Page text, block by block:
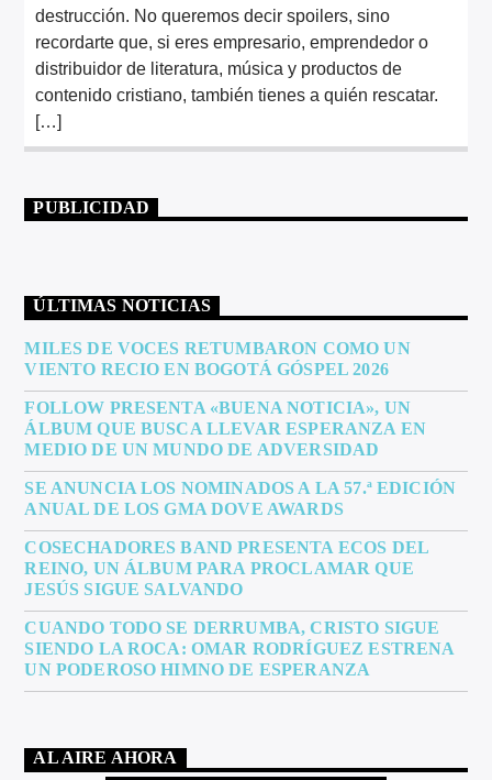
destrucción. No queremos decir spoilers, sino
recordarte que, si eres empresario, emprendedor o
distribuidor de literatura, música y productos de
contenido cristiano, también tienes a quién rescatar.
[…]
PUBLICIDAD
ÚLTIMAS NOTICIAS
MILES DE VOCES RETUMBARON COMO UN
VIENTO RECIO EN BOGOTÁ GÓSPEL 2026
FOLLOW PRESENTA «BUENA NOTICIA», UN
ÁLBUM QUE BUSCA LLEVAR ESPERANZA EN
MEDIO DE UN MUNDO DE ADVERSIDAD
SE ANUNCIA LOS NOMINADOS A LA 57.ª EDICIÓN
ANUAL DE LOS GMA DOVE AWARDS
COSECHADORES BAND PRESENTA ECOS DEL
REINO, UN ÁLBUM PARA PROCLAMAR QUE
JESÚS SIGUE SALVANDO
CUANDO TODO SE DERRUMBA, CRISTO SIGUE
SIENDO LA ROCA: OMAR RODRÍGUEZ ESTRENA
UN PODEROSO HIMNO DE ESPERANZA
AL AIRE AHORA